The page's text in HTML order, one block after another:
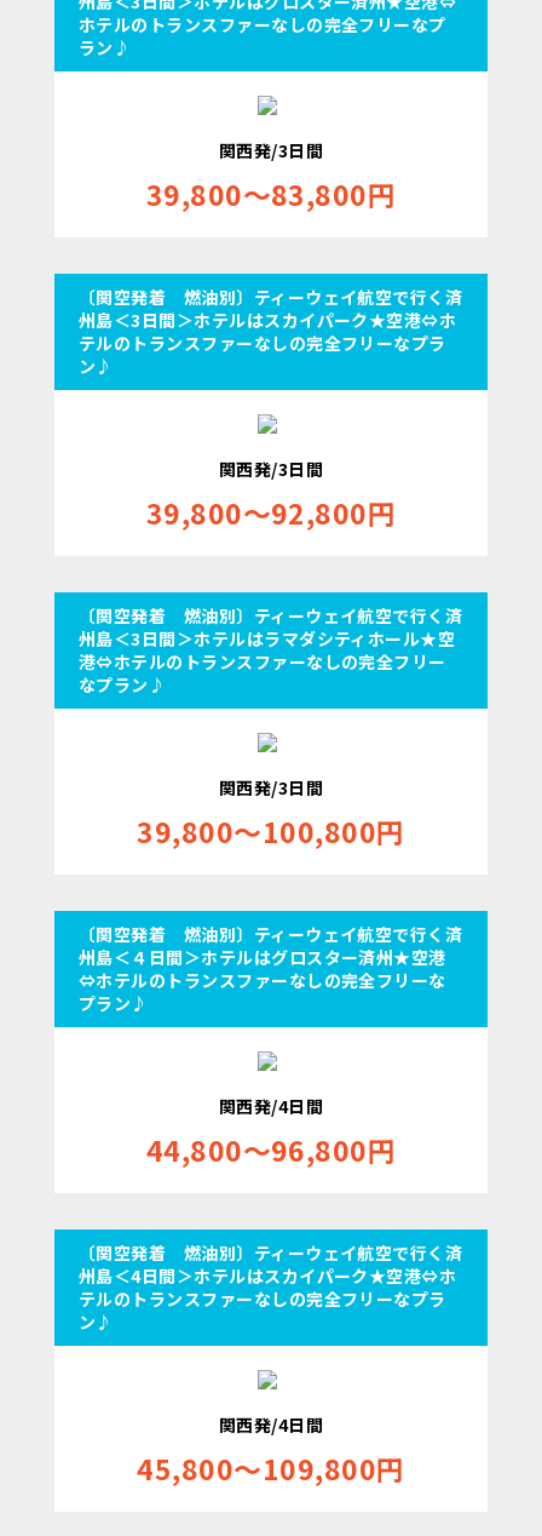
ホテルのトランスファーなしの完全フリーなプ
ラン♪
関西発/3日間
39,800～83,800円
〔関空発着 燃油別〕ティーウェイ航空で行く済
州島＜3日間＞ホテルはスカイパーク★空港⇔ホ
テルのトランスファーなしの完全フリーなプラ
ン♪
関西発/3日間
39,800～92,800円
〔関空発着 燃油別〕ティーウェイ航空で行く済
州島＜3日間＞ホテルはラマダシティホール★空
港⇔ホテルのトランスファーなしの完全フリー
なプラン♪
関西発/3日間
39,800～100,800円
〔関空発着 燃油別〕ティーウェイ航空で行く済
州島＜４日間＞ホテルはグロスター済州★空港
⇔ホテルのトランスファーなしの完全フリーな
プラン♪
関西発/4日間
44,800～96,800円
〔関空発着 燃油別〕ティーウェイ航空で行く済
州島＜4日間＞ホテルはスカイパーク★空港⇔ホ
テルのトランスファーなしの完全フリーなプラ
ン♪
関西発/4日間
45,800～109,800円